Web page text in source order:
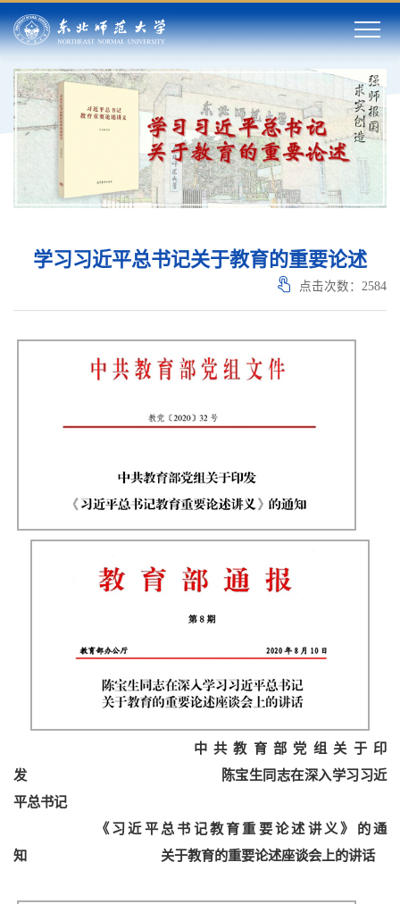
学习习近平总书记关于教育的重要论述
点击次数： 2584
中共教育部党组关于印
发
陈宝生同志在深入学习习近
平总书记
《习近平总书记教育重要论述讲义》的通
知
关于教育的重要论述座谈会上的讲话